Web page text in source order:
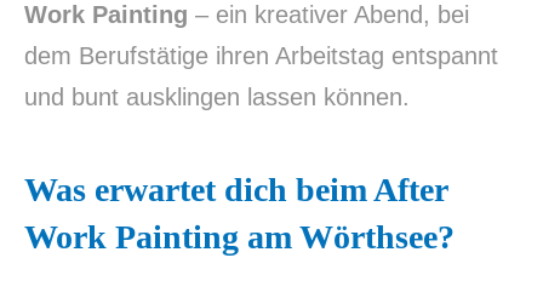
Work Painting – ein kreativer Abend, bei
dem Berufstätige ihren Arbeitstag entspannt
und bunt ausklingen lassen können.
Was erwartet dich beim After
Work Painting am Wörthsee?